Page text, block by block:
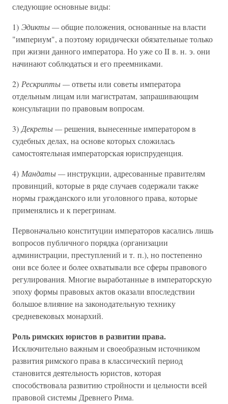
следующие основные виды:
1) Эдикты —общие положения, основанные на власти
"империум", а поэтому юридически обязательные только
при жизни данного императора. Но уже со II в. н. э. они
начинают соблюдаться и его преемниками.
2) Рескрипты —ответы или советы императора
отдельным лицам или магистратам, запрашивающим
консультации по правовым вопросам.
3) Декреты —решения, вынесенные императором в
судебных делах, на основе которых сложилась
самостоятельная императорская юриспруденция.
4) Мандаты —инструкции, адресованные правителям
провинций, которые в ряде случаев содержали также
нормы гражданского или уголовного права, которые
применялись и к перегринам.
Первоначально конституции императоров касались лишь
вопросов публичного порядка (организации
администрации, преступлений и т. п.), но постепенно
они все более и более охватывали все сферы правового
регулирования. Многие выработанные в императорскую
эпоху формы правовых актов оказали впоследствии
большое влияние на законодательную технику
средневековых монархий.
Роль римских юристов в развитии права.
Исключительно важным и своеобразным источником
развития римского права в классический период
становится деятельность юристов, которая
способствовала развитию стройности и цельности всей
правовой системы Древнего Рима.